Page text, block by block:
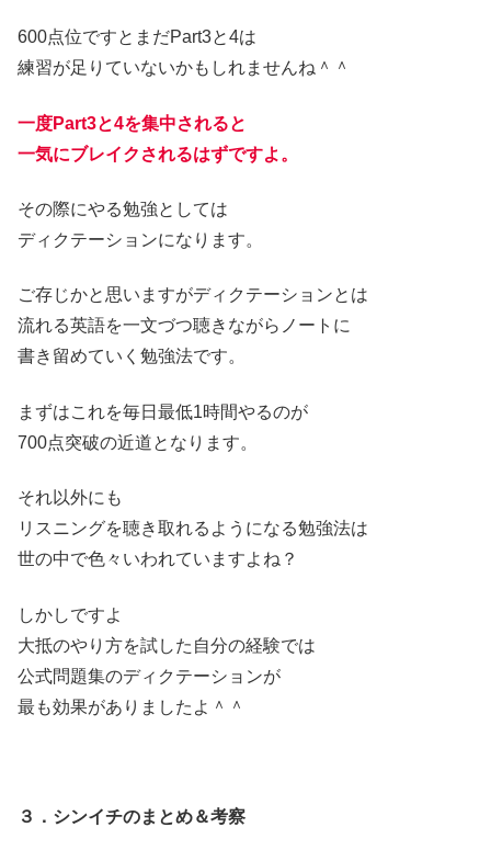
600点位ですとまだPart3と4は
練習が足りていないかもしれませんね＾＾
一度Part3と4を集中されると
一気にブレイクされるはずですよ。
その際にやる勉強としては
ディクテーションになります。
ご存じかと思いますがディクテーションとは
流れる英語を一文づつ聴きながらノートに
書き留めていく勉強法です。
まずはこれを毎日最低1時間やるのが
700点突破の近道となります。
それ以外にも
リスニングを聴き取れるようになる勉強法は
世の中で色々いわれていますよね？
しかしですよ
大抵のやり方を試した自分の経験では
公式問題集のディクテーションが
最も効果がありましたよ＾＾
３．シンイチのまとめ＆考察